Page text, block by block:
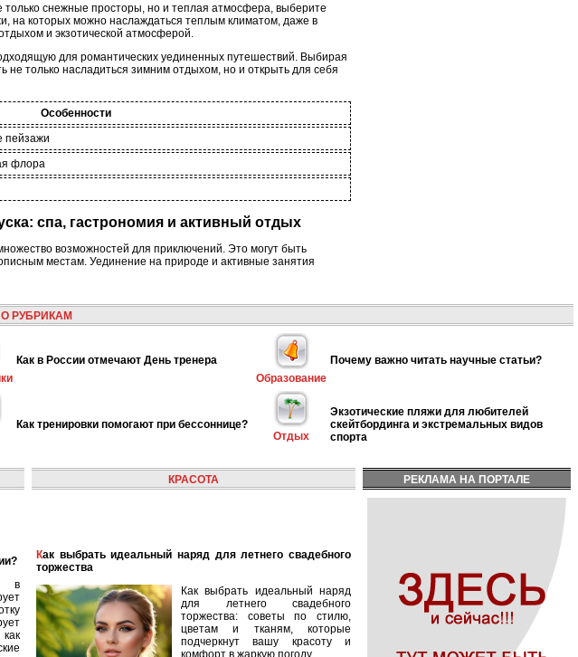
только снежные просторы, но и теплая атмосфера, выберите
на которых можно наслаждаться теплым климатом, даже в
и экзотической атмосферой.
для романтических уединенных путешествий. Выбирая
только насладиться зимним отдыхом, но и открыть для себя
Особенности
пейзажи
флора
спа, гастрономия и активный отдых
возможностей для приключений. Это могут быть
местам. Уединение на природе и активные занятия
РУБРИКАМ
Как в России отмечают День тренера
Образование
Почему важно читать научные статьи?
Как тренировки помогают при бессоннице?
Отдых
Экзотические пляжи для любителей
скейтбординга и экстремальных видов
спорта
в
КРАСОТА
Как выбрать идеальный наряд для летнего свадебного
торжества
Как выбрать идеальный наряд
для летнего свадебного
торжества: советы по стилю,
цветам и тканям, которые
подчеркнут вашу красоту и
комфорт в жаркую погоду.
РЕКЛАМА НА ПОРТАЛЕ